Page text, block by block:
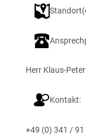
Herr Klaus-
Kontakt:
+49 (0) 341 / 91